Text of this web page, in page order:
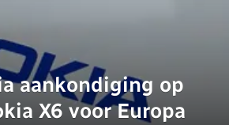
aankondiging op
X6 voor Europa